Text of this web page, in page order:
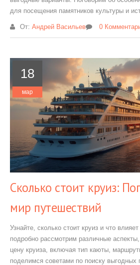
для посещения памятников культуры и
От: Андрей Васильев 0
18
мар
Сколько стоит круиз:
мир путешествий
Узнайте, сколько стоит круиз и что
подробно рассмотрим различные
цену круиза, включая тип каюты,
поделимся советами по поиску выгодных